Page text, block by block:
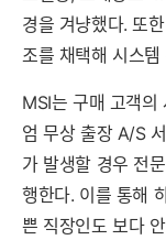
경을 겨냥했다. 또
조를 채택해 시스
MSI는 구매 고객의
엄 무상 출장 A/S
가 발생할 경우 전
행한다. 이를 통해
쁜 직장인도 보다